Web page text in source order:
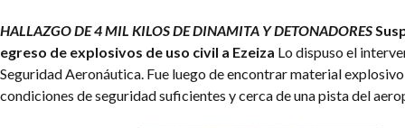
HALLAZGO DE 4 MIL KILOS DE DINAMITA Y DETONADORES
egreso de explosivos de uso civil a Ezeiza Lo dispuso el
Seguridad Aeronáutica. Fue luego de encontrar material
condiciones de seguridad suficientes y cerca de una pista del